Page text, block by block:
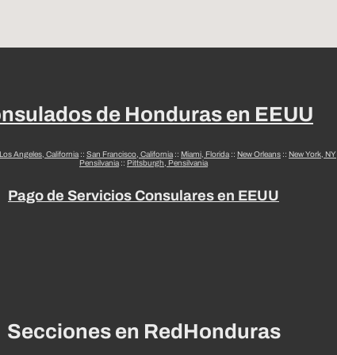
de Honduras en EEUU
Los Angeles, California :: San Francisco, California :: Miami, Florida :: New Orleans :: New York, NY
Pensilvania :: Pittsburgh, Pensilvania
Pago de Servicios Consulares en EEUU
Secciones en RedHonduras